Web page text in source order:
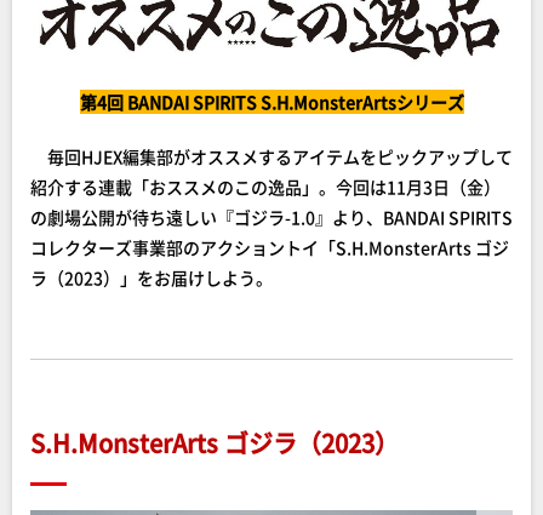
第4回 BANDAI SPIRITS S.H.MonsterArtsシリーズ
毎回HJEX編集部がオススメするアイテムをピックアップして
紹介する連載「おススメのこの逸品」。今回は11月3日（金）
の劇場公開が待ち遠しい『ゴジラ-1.0』より、BANDAI SPIRITS
コレクターズ事業部のアクショントイ「S.H.MonsterArts ゴジ
ラ（2023）」をお届けしよう。
S.H.MonsterArts ゴジラ（2023）